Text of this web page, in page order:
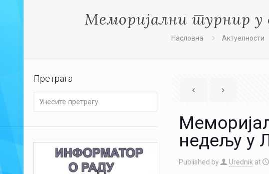
Меморијални турнир у
Насловна Актуелности
недељу у
Published by Urednik at
Претрага